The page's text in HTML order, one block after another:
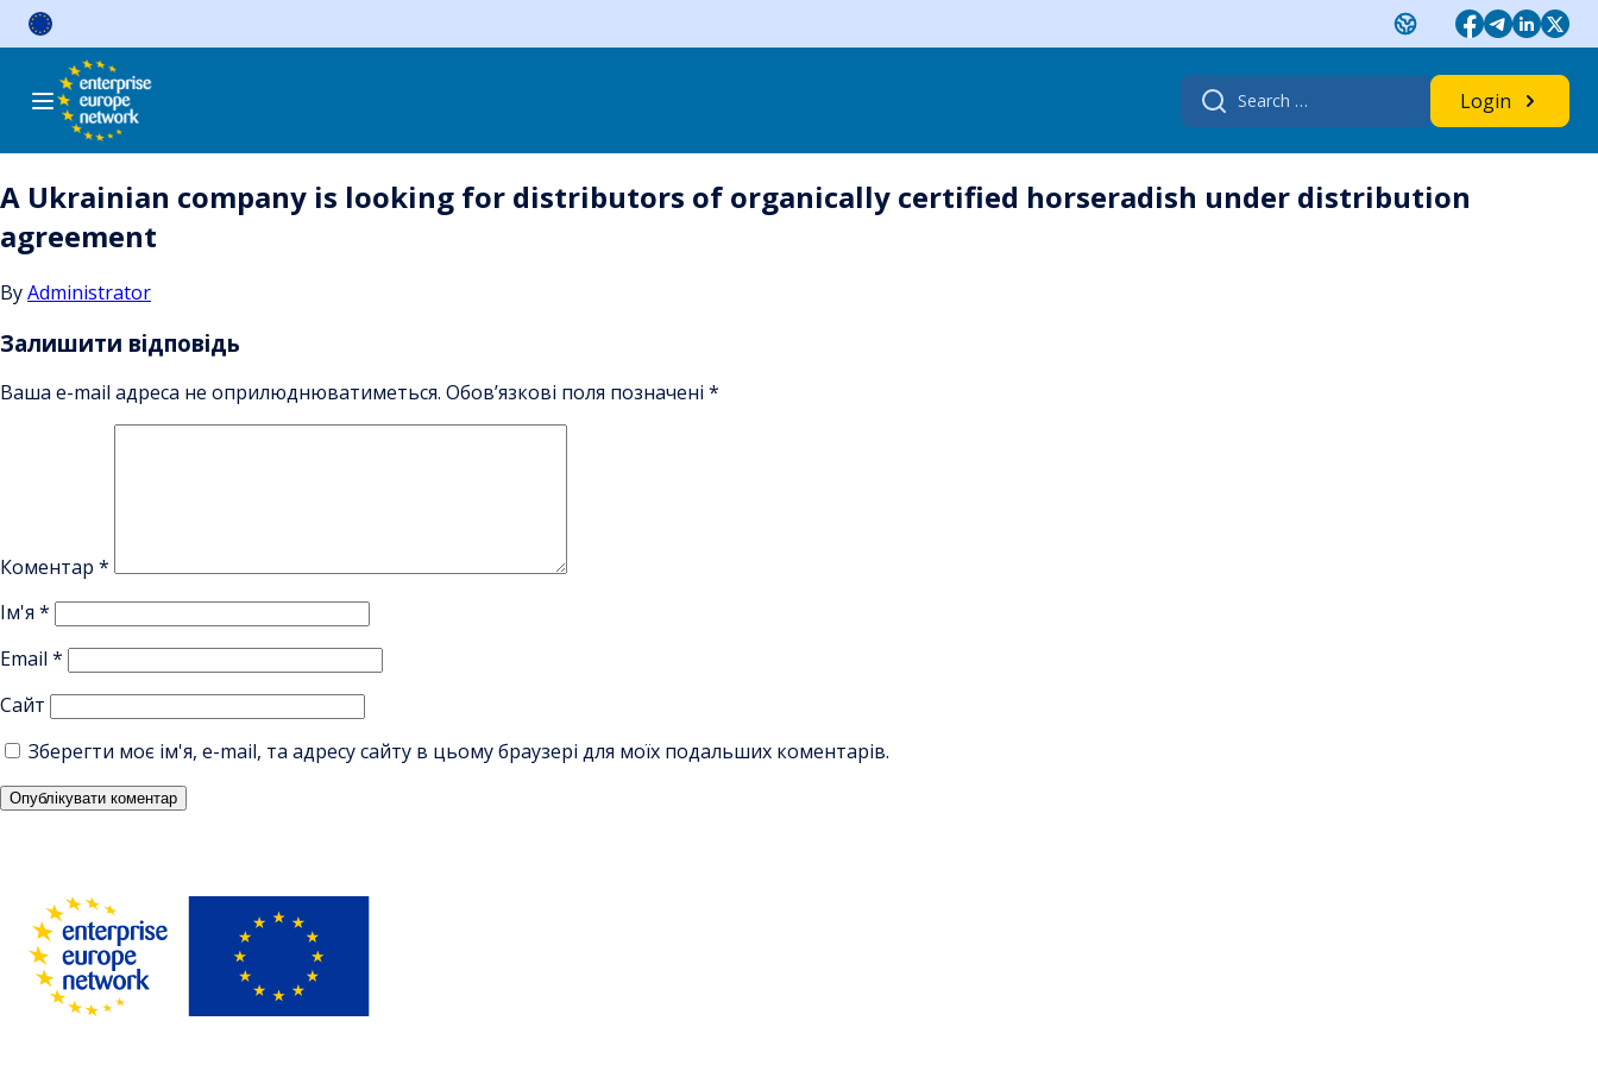
Skip
Search
for:
Login
A Ukrainian company is looking for distributors of organically certified horseradish under distribution
agreement
ByAdministrator
Залишити відповідь
Ваша e-mail адреса не оприлюднюватиметься. Обов’язкові поля позначені *
Коментар *
Ім'я *
Email *
Сайт
Зберегти моє ім'я, e-mail, та адресу сайту в цьому браузері для моїх подальших коментарів.